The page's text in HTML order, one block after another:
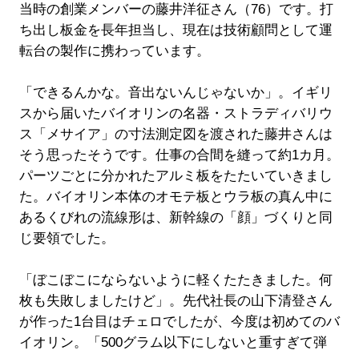
当時の創業メンバーの藤井洋征さん（76）です。打
ち出し板金を長年担当し、現在は技術顧問として運
転台の製作に携わっています。
「できるんかな。音出ないんじゃないか」。イギリ
スから届いたバイオリンの名器・ストラディバリウ
ス「メサイア」の寸法測定図を渡された藤井さんは
そう思ったそうです。仕事の合間を縫って約1カ月。
パーツごとに分かれたアルミ板をたたいていきまし
た。バイオリン本体のオモテ板とウラ板の真ん中に
あるくびれの流線形は、新幹線の「顔」づくりと同
じ要領でした。
「ぼこぼこにならないように軽くたたきました。何
枚も失敗しましたけど」。先代社長の山下清登さん
が作った1台目はチェロでしたが、今度は初めてのバ
イオリン。「500グラム以下にしないと重すぎて弾